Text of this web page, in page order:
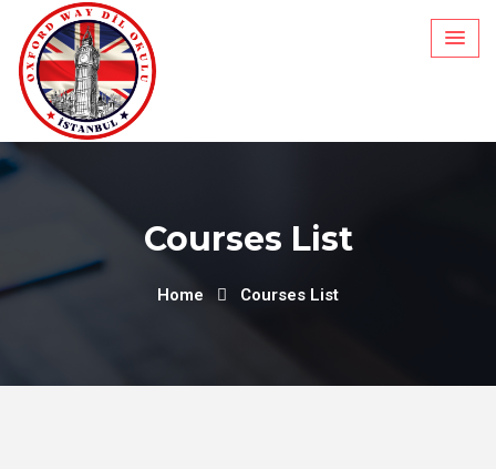
Courses List
Home Courses List